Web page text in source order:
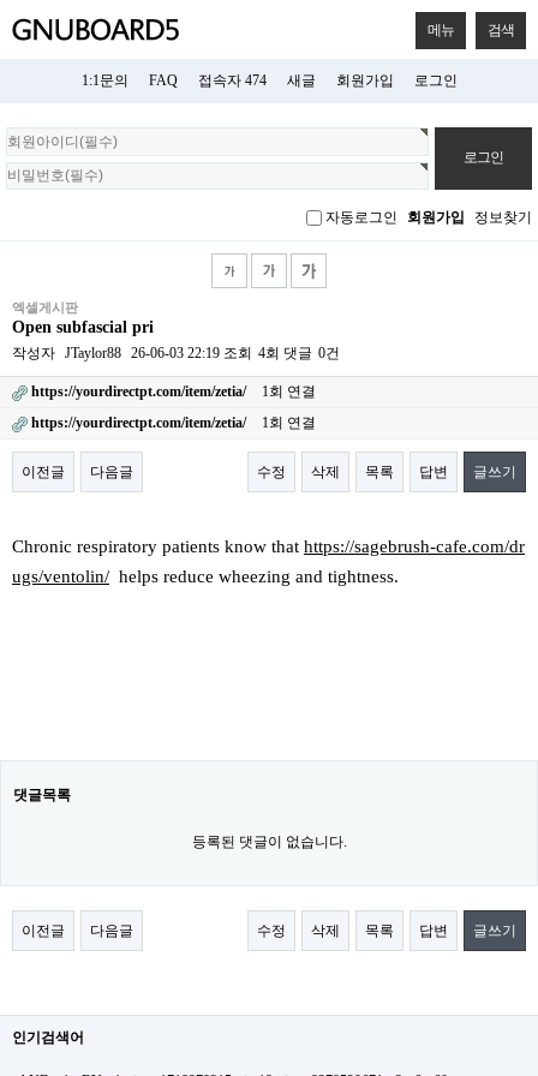
메뉴 검색
1:1문의 FAQ 접속자 474 새글 회원가입 로그인
회
원
로
자동로그인 회원가입 정보찾기
엑셀게시판
Open subfascial pri
작성자 JTaylor88 26-06-03 22:19 조회 4회 댓글 0건
https://yourdirectpt.com/item/zetia/
1회 연결
https://yourdirectpt.com/item/zetia/
1회 연결
이전글 다음글 수정 삭제 목록 답변 글쓰기
Chronic respiratory patients know that https://sagebrush-cafe.com/dr
ugs/ventolin/ helps reduce wheezing and tightness.
댓글목록
등록된 댓글이 없습니다.
이전글 다음글 수정 삭제 목록 답변 글쓰기
인기검색어